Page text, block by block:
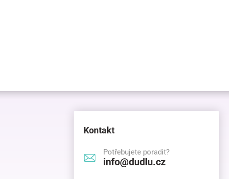
Kontakt
Potřebujete poradit?
info@dudlu.cz